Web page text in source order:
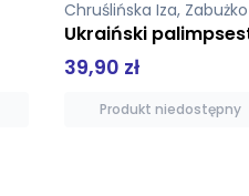
Zabużko Oksana
Po trzecim dzwonku
54,99 zł
Dodaj do koszyka